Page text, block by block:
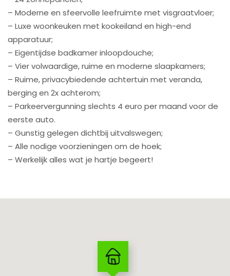
– Moderne en sfeervolle leefruimte met visgraatvloer;
– Luxe woonkeuken met kookeiland en high-end
apparatuur;
– Eigentijdse badkamer inloopdouche;
– Vier volwaardige, ruime en moderne slaapkamers;
– Ruime, privacybiedende achtertuin met veranda,
berging en 2x achterom;
– Parkeervergunning slechts 4 euro per maand voor de
eerste auto.
– Gunstig gelegen dichtbij uitvalswegen;
– Alle nodige voorzieningen om de hoek;
– Werkelijk alles wat je hartje begeert!